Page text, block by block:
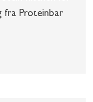
fra Proteinbar